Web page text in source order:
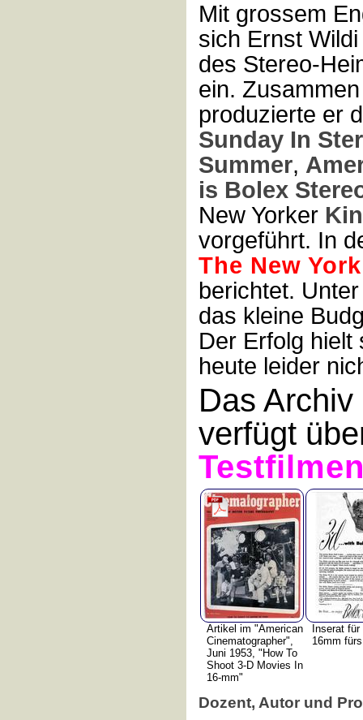
Mit grossem
sich Ernst
des Stereo-
ein.
produzierte er
Sunday In
Summer,
is Bolex
New Yorker
vorgeführt. In
The New
berichtet.
das kleine
Der Erfolg hielt
heute leider
Das
verfügt
Artikel im "American
Cinematographer",
Juni 1953, "How To
Shoot 3-D Movies In
16-mm"
Inserat
16mm
Dozent, Autor und